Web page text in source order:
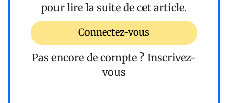
pour lire la suite de cet article.
Connectez-vous
Pas encore de compte ? Inscrivez-
vous